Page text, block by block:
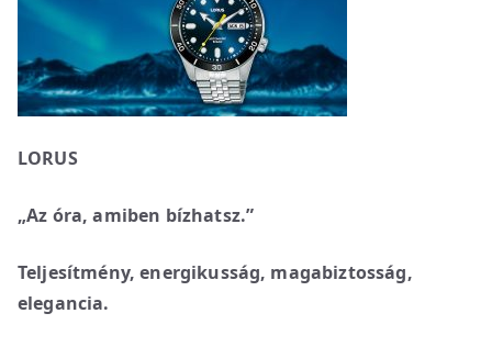
LORUS
„Az óra, amiben bízhatsz.”
Teljesítmény, energikusság, magabiztosság,
elegancia.